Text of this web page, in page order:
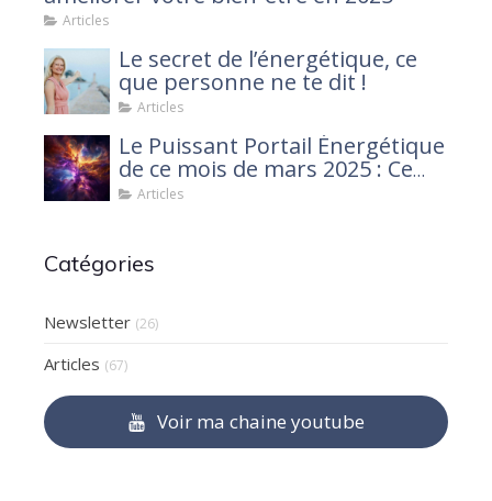
Articles
Le secret de l’énergétique, ce
que personne ne te dit !
Articles
Le Puissant Portail Énergétique
de ce mois de mars 2025 : Ce
que tu dois savoir
Articles
Catégories
Newsletter (26)
Articles (67)
Voir ma chaine youtube